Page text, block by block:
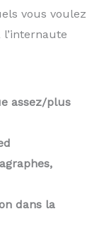
vous voulez
assez/plus
dans la